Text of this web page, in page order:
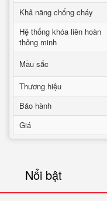
Khả năng chống cháy
Hệ thống khóa liên hoàn
thông minh
Mầu sắc
Thương hiệu
Bảo hành
Giá
Nổi bật